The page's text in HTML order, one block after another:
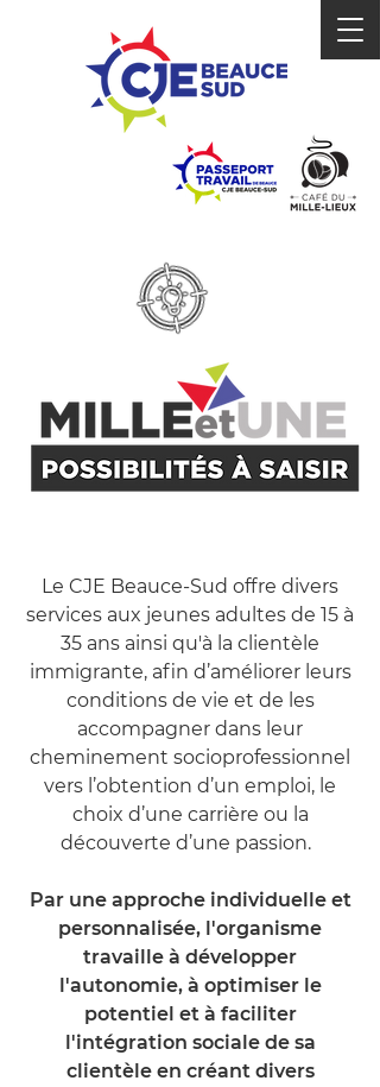
Le CJE Beauce-Sud offre divers
services aux jeunes adultes de 15 à
35 ans ainsi qu'à la clientèle
immigrante, afin d’améliorer leurs
conditions de vie et de les
accompagner dans leur
cheminement socioprofessionnel
vers l’obtention d’un emploi, le
choix d’une carrière ou la
découverte d’une passion.
Par une approche individuelle et
personnalisée, l'organisme
travaille à développer
l'autonomie, à optimiser le
potentiel et à faciliter
l'intégration sociale de sa
clientèle en créant divers